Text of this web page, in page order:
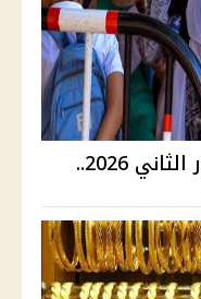
امتحانات الثانوية العامة الدور الثاني 2026..